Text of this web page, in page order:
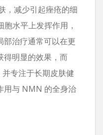
，减少引起痤疮的细
水平上发挥作用，
部治疗通常可以在更
得明显的效果，而
专注于长期皮肤健
用与 NMN 的全身治